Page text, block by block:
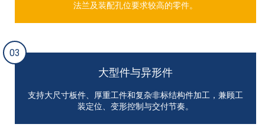
法兰及装配孔位要求较高的零件。
03
大型件与异形件
支持大尺寸板件、厚重工件和复杂非标结构件加工，兼顾工
装定位、变形控制与交付节奏。